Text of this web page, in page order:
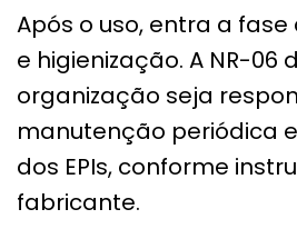
Após o uso, entra a
e higienização. A NR-06
organização seja
manutenção periódica
dos EPIs, conforme
fabricante.